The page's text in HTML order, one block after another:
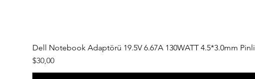
Dell Notebook Adaptörü 19.5V 6.67A 130WATT 4.5*3.0mm Pinli
Fiyat
$30,00